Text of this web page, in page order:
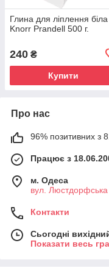
Глина для ліплення біла
Knorr Prandell 500 г.
240 ₴
Купити
Про нас
96% позитивних з
Працює з
м. Одеса
вул.
Контакти
Сьогодні
Показати весь